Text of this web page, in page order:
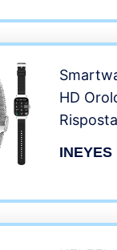
HD
INEYES